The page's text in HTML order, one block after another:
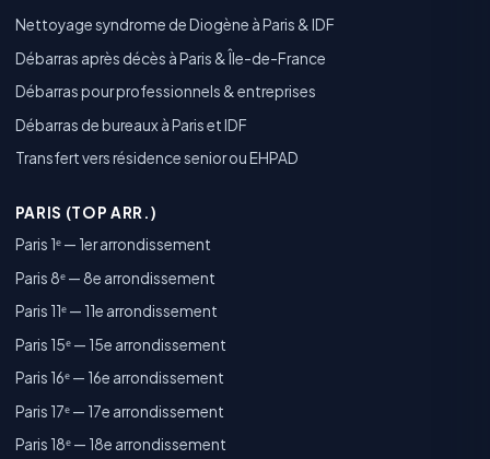
Nettoyage syndrome de Diogène à Paris & IDF
Débarras après décès à Paris & Île-de-France
Débarras pour professionnels & entreprises
Débarras de bureaux à Paris et IDF
Transfert vers résidence senior ou EHPAD
PARIS (TOP ARR.)
Paris 1ᵉ — 1er arrondissement
Paris 8ᵉ — 8e arrondissement
Paris 11ᵉ — 11e arrondissement
Paris 15ᵉ — 15e arrondissement
Paris 16ᵉ — 16e arrondissement
Paris 17ᵉ — 17e arrondissement
Paris 18ᵉ — 18e arrondissement